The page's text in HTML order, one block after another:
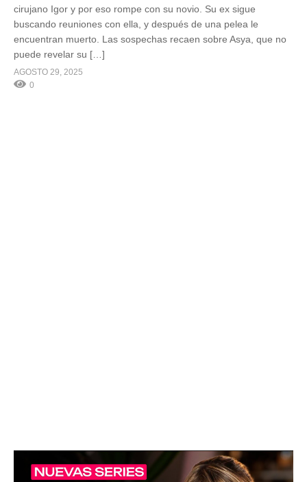
cirujano Igor y por eso rompe con su novio. Su ex sigue
buscando reuniones con ella, y después de una pelea le
encuentran muerto. Las sospechas recaen sobre Asya, que no
puede revelar su […]
AGOSTO 29, 2025
0